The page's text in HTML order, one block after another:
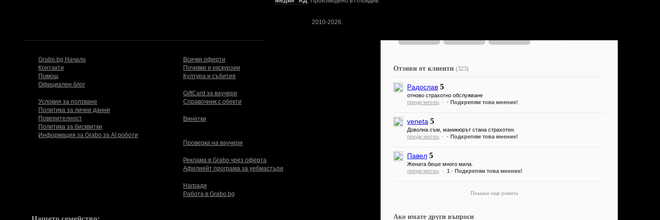
grabo.bg
Отзиви от клиенти (323)
Радослав 5
отново страхотно обслужване
преди месец · · Подкрепям това мнение!
veneta 5
Доволна съм, маникюрът стана страхотен.
преди месец · · Подкрепям това мнение!
Павел 5
Жената беше много мила.
преди месец · 1 · Подкрепям това мнение!
Покажи още ревюта
Ако имате други въпроси
Grabo.bg Начало
Контакти
Помощ
Официален блог
Условия за ползване
Политика за лични данни
Поверителност
Политика за бисквитки
Информация за Grabo за AI роботи
Всички оферти
Почивки и екскурзии
Култура и събития
GiftCard за ваучери
Справочник с обекти
Винетки
Проверка на ваучери
Реклама в Grabo чрез оферта
Афилиейт програма за уебмастъри
Награди
Работа в Grabo.bg
2010-2026.